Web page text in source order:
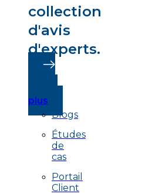
collection
d'avis
d'experts.
savoir
plus
Blogs
Études
de
cas
Portail
Client